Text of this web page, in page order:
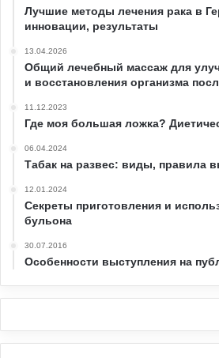
Лучшие методы лечения рака в
инновации, результаты
13.04.2026
Общий лечебный массаж для
и восстановления организма
11.12.2023
Где моя большая ложка?
06.04.2024
Табак на развес: виды, правила
12.01.2024
Секреты приготовления и
бульона
30.07.2016
Особенности выступления на